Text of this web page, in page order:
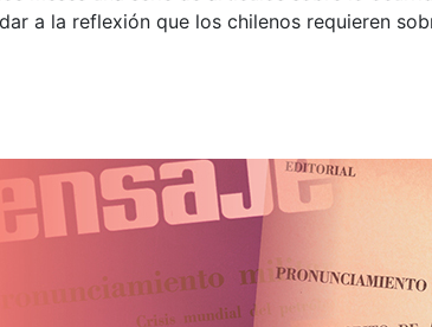
a la reflexión que los chilenos requieren